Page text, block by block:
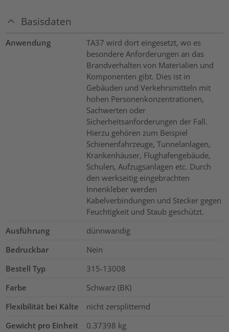
Basisdaten
Anwendung
TA37 wird dort eingesetzt, wo es
besondere Anforderungen an das
Brandverhalten von Materialien und
Komponenten gibt. Dies ist in
Gebäuden und Verkehrsmitteln mit
hohen Personenkonzentrationen,
Sachwerten oder
Sicherheitsanforderungen der Fall.
Hierzu gehören zum Beispiel
Schienenfahrzeuge, Tunnelanlagen,
Krankenhäuser, Flughafengebäude,
Schulen, Aufzugsanlagen etc. Durch
den werkseitig eingebrachten
Innenkleber werden
Kabelverbindungen und Stecker gegen
Feuchtigkeit und Staub geschützt.
Ausführung
dünnwandig
Bedruckbar
Nein
Bestell Typ
315-13008
Farbe
Schwarz (BK)
Flexibilität bei Kälte
nicht zersplitternd
Gewicht pro Einheit
0.37398 kg